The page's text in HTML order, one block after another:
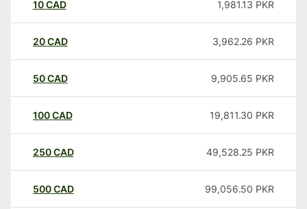
10CAD 1,981.13 PKR
20CAD 3,962.26 PKR
50CAD 9,905.65 PKR
100CAD 19,811.30 PKR
250CAD 49,528.25 PKR
500CAD 99,056.50 PKR